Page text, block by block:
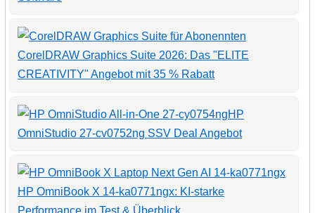
CorelDRAW Graphics Suite 2026: Das "ELITE
CREATIVITY" Angebot mit 35 % Rabatt
HP
OmniStudio 27-cv0752ng SSV Deal Angebot
HP OmniBook X 14-ka0771ngx: KI-starke